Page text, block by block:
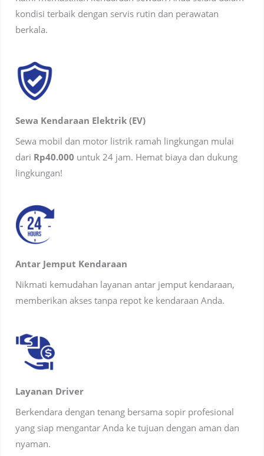
kondisi terbaik dengan servis rutin dan perawatan
berkala.
Sewa Kendaraan Elektrik (EV)
Sewa mobil dan motor listrik ramah lingkungan mulai
dari Rp40.000 untuk 24 jam. Hemat biaya dan dukung
lingkungan!
Antar Jemput Kendaraan
Nikmati kemudahan layanan antar jemput kendaraan,
memberikan akses tanpa repot ke kendaraan Anda.
Layanan Driver
Berkendara dengan tenang bersama sopir profesional
yang siap mengantar Anda ke tujuan dengan aman dan
nyaman.